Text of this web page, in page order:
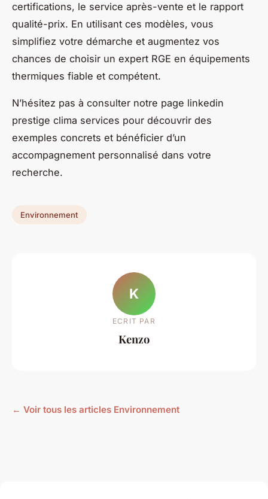
certifications, le service après-vente et le rapport
qualité-prix. En utilisant ces modèles, vous
simplifiez votre démarche et augmentez vos
chances de choisir un expert RGE en équipements
thermiques fiable et compétent.
N’hésitez pas à consulter notre page linkedin
prestige clima services pour découvrir des
exemples concrets et bénéficier d’un
accompagnement personnalisé dans votre
recherche.
Environnement
K
ECRIT PAR
Kenzo
← Voir tous les articles Environnement